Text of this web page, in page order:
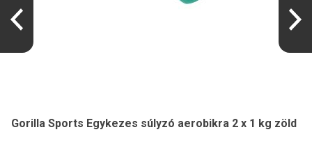
Gorilla Sports Egykezes súlyzó aerobikra 2 x 1 kg zöld